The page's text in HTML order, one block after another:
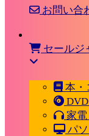
お問い合
セールジ
本・
家
パソ